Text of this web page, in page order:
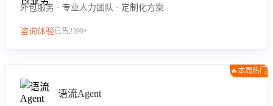
外包服务 · 专业人力团队 · 定制化方案
咨询体验已售2399+
🔥本周热门
语流Agent